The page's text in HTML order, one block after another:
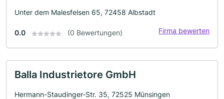
Unter dem Malesfelsen 65, 72458 Albstadt
0.0 (0 Bewertungen) Firma bewerten
Balla Industrietore GmbH
Hermann-Staudinger-Str. 35, 72525 Münsingen